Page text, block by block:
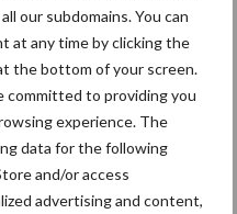
our subdomains. You can
at any time by clicking the
the bottom of your screen.
committed to providing you
experience. The
data for the following
and/or access
advertising and content,
tips voor een
praktische
is in Polen